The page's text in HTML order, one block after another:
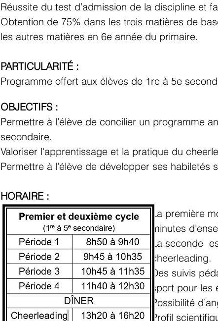
Réussite du test d’admission de la discipline et
Obtention de 75% dans les trois matières de
les autres matières en 6e année du primaire.
PARTICULARITÉ :
Programme offert aux élèves de 1re à 5e
OBJECTIFS :
Permettre à l’élève de concilier un programme
secondaire.
Valoriser l'apprentissage et la pratique du
Permettre à l’élève de développer ses
HORAIRE:
La première
minutes
La seconde
cheerleading.
Des suivis
sport pour
Possibilité
Profil